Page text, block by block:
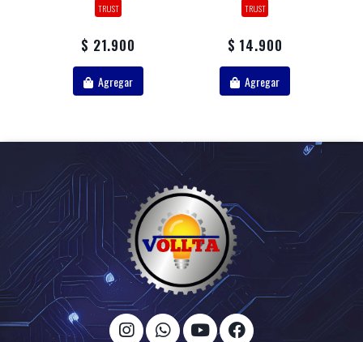
TRUST
$ 21.900
Agregar
TRUST
$ 14.900
Agregar